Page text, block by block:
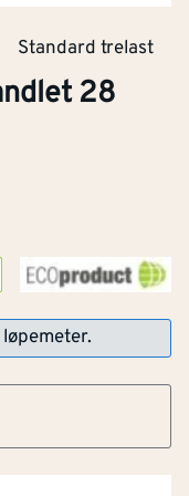
Standard trelast
28
kommer fra